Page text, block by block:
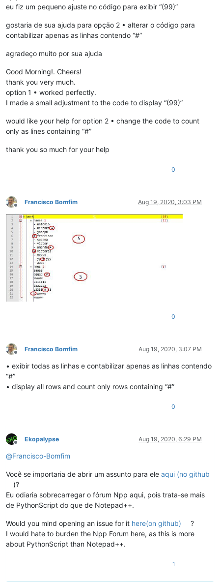
eu fiz um pequeno ajuste no código para exibir “(99)”
gostaria de sua ajuda para opção 2 • alterar o código para
contabilizar apenas as linhas contendo “#”
agradeço muito por sua ajuda
Good Morning!. Cheers!
thank you very much.
option 1 • worked perfectly.
I made a small adjustment to the code to display “(99)”
would like your help for option 2 • change the code to count
only as lines containing “#”
thank you so much for your help
0
Offline
Francisco Bomfim Aug 19, 2020, 3:03 PM
0
Offline
Francisco Bomfim Aug 19, 2020, 3:07 PM
• exibir todas as linhas e contabilizar apenas as linhas contendo
“#”
• display all rows and count only rows containing “#”
0
Offline
Ekopalypse Aug 19, 2020, 6:29 PM
@Francisco-Bomfim
Você se importaria de abrir um assunto para ele aqui (no github
)?
Eu odiaria sobrecarregar o fórum Npp aqui, pois trata-se mais
de PythonScript do que de Notepad++.
Would you mind opening an issue for it here(on github)
?
I would hate to burden the Npp Forum here, as this is more
about PythonScript than Notepad++.
1